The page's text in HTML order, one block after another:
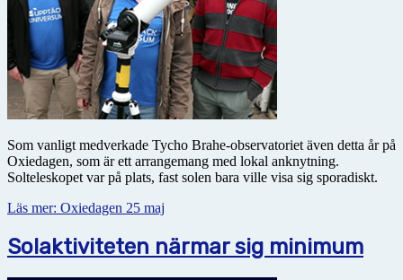
Som vanligt medverkade Tycho Brahe-observatoriet även detta år på
Oxiedagen, som är ett arrangemang med lokal anknytning.
Solteleskopet var på plats, fast solen bara ville visa sig sporadiskt.
Läs mer: Oxiedagen 25 maj
Solaktiviteten närmar sig minimum